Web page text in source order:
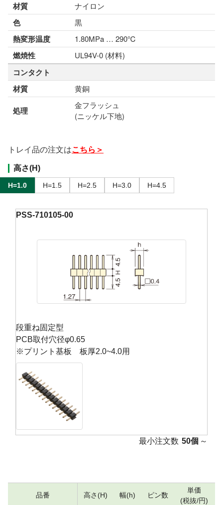
材質
ナイロン
色 黒
熱変形温度 1.80MPa … 290℃
燃焼性 UL94V-0 (材料)
コンタクト
材質
黄銅
処理
金フラッシュ
(ニッケル下地)
トレイ品の注文はこちら＞
高さ(H)
H=1.0 H=1.5 H=2.5 H=3.0 H=4.5
PSS-710105-00
段重ね固定型
PCB取付穴径φ0.65
※プリント基板 板厚2.0~4.0用
最小注文数 50個 ～
品番 高さ(H) 幅(h) ピン数
単価
(税抜/円)